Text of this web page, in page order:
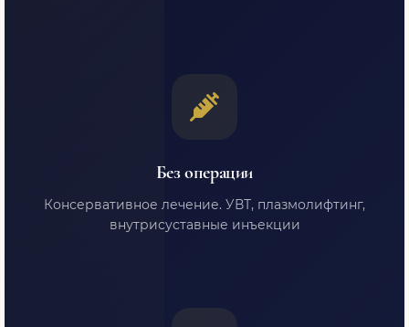
Без операции
Консервативное лечение. УВТ, плазмолифтинг,
внутрисуставные инъекции